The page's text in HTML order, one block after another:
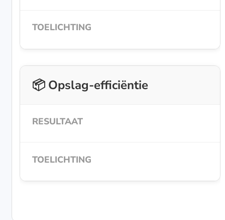
📦 Opslag-efficiëntie